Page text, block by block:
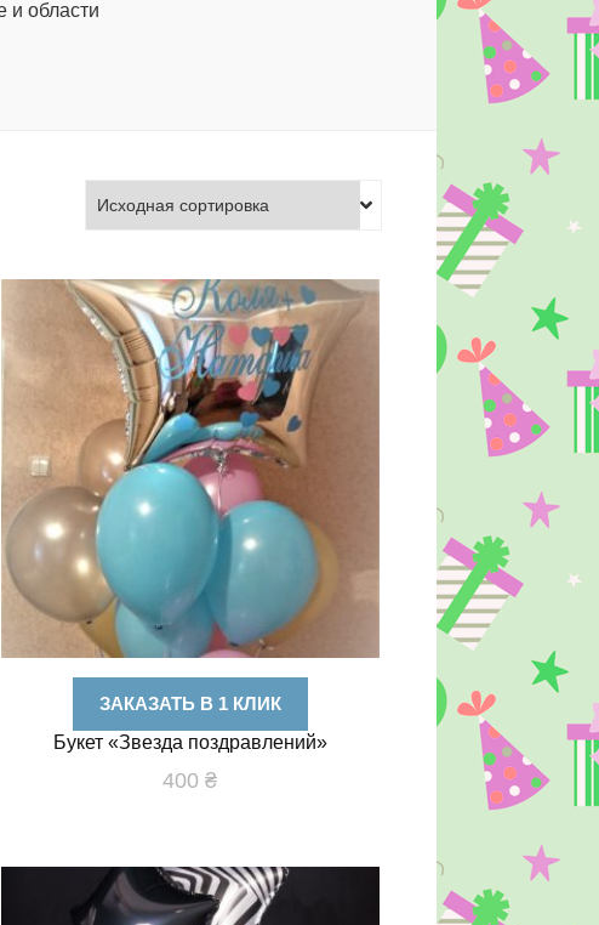
области
ЗАКАЗАТЬ В 1 КЛИК
Букет «Звезда поздравлений»
400₴